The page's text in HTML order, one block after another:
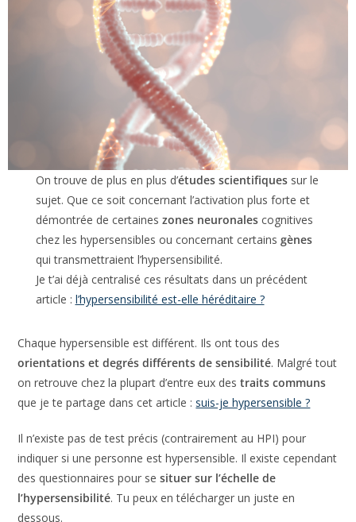
On trouve de plus en plus d’études scientifiquessur
le sujet. Que ce soit concernant l’activation plus forte
et démontrée de certaineszones neuronales
cognitives chez les hypersensibles ou concernant
certainsgènesqui transmettraient l’hypersensibilité.
article :l’hypersensibilité est-elle héréditaire ?
Chaque hypersensible est différent. Ils ont tous des
orientations et degrés différents de sensibilité. Malgré
tout on retrouve chez la plupart d’entre eux destraits
communs
que je te partage dans cet article :
suis-je
hypersensible ?
Il n’existe pas de test précis (contrairement au HPI) pour